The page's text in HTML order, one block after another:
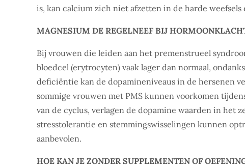
is, kan calcium zich niet afzetten in de harde
MAGNESIUM DE REGELNEEF BIJ
Bij vrouwen die leiden aan het premenstrueel
bloedcel (erytrocyten) vaak lager dan normaal,
deficiëntie kan de dopamineniveaus in de hersenen
sommige vrouwen met PMS kunnen voorkomen
van de cyclus, verlagen de dopamine waarden in het
stresstolerantie en stemmingswisselingen kunnen
aanbevolen.
HOE KAN JE ZONDER SUPPLEMENTEN OF